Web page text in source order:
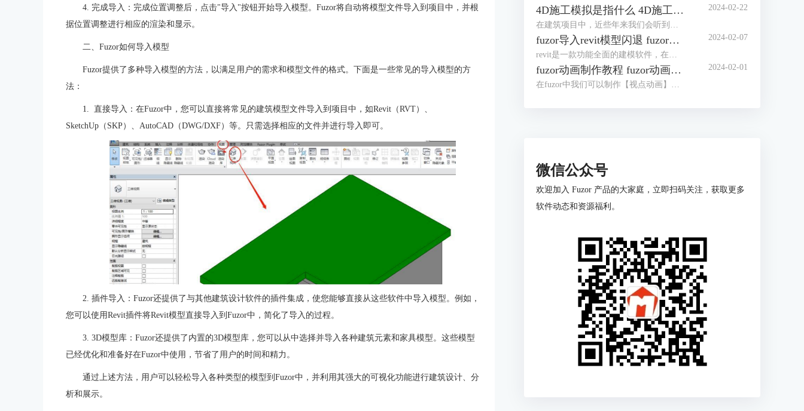
4. 完成导入：完成位置调整后，点击"导入"按钮开始导入模型。Fuzor将自动将模型文件导入到项目中，并根
据位置调整进行相应的渲染和显示。
二、Fuzor如何导入模型
Fuzor提供了多种导入模型的方法，以满足用户的需求和模型文件的格式。下面是一些常见的导入模型的方
法：
1. 直接导入：在Fuzor中，您可以直接将常见的建筑模型文件导入到项目中，如Revit（RVT）、
SketchUp（SKP）、AutoCAD（DWG/DXF）等。只需选择相应的文件并进行导入即可。
2. 插件导入：Fuzor还提供了与其他建筑设计软件的插件集成，使您能够直接从这些软件中导入模型。例如，
您可以使用Revit插件将Revit模型直接导入到Fuzor中，简化了导入的过程。
3. 3D模型库：Fuzor还提供了内置的3D模型库，您可以从中选择并导入各种建筑元素和家具模型。这些模型
已经优化和准备好在Fuzor中使用，节省了用户的时间和精力。
通过上述方法，用户可以轻松导入各种类型的模型到Fuzor中，并利用其强大的可视化功能进行建筑设计、分
析和展示。
4D施工模拟是指什么 4D施工模拟用什么软件
在建筑项目中，近些年来我们会听到是否有4D施工模拟的展示。4D施工模拟是指什么？通俗得讲是我们使用3D虚拟与现实软件，将整个建筑项目的流程通过软件展示出来。4D施工模拟用什么软件？关于4D施工模拟的制作，我们可以使用3D虚拟与现实软件。下面我们来看详细介绍吧！
2024-02-22
fuzor导入revit模型闪退 fuzor导入revit模型错位怎么办
revit是一款功能全面的建模软件，在我们使用fuzor对模型进行渲染时，需要将revit模型导入fuzor。但发现fuzor导入revit模型闪退，模型闪退可能与显卡不匹配有关。fuzor导入revit模型错位怎么办？对于导入revit模型错位的问题，我们可以先查看revit中错位的参数，然后再在fuzor中进行调整。下面我们来看详细介绍吧！
2024-02-07
fuzor动画制作教程 fuzor动画怎么导出来
在fuzor中我们可以制作【视点动画】和【人物漫游动画】，视点动画是像电影一样展示模型，人物漫游动画是以人物的视角展示模型。这两种动画的制作过程完全不同，视点动画的制作和制作施工模拟动画的操作相似，人物漫游动画的制作更像是一种视频的录制。下面我们来看fuzor动画制作教程，以及fuzor动画怎么导出来吧！
2024-02-01
微信公众号
欢迎加入 Fuzor 产品的大家庭，立即扫码关注，获取更多
软件动态和资源福利。